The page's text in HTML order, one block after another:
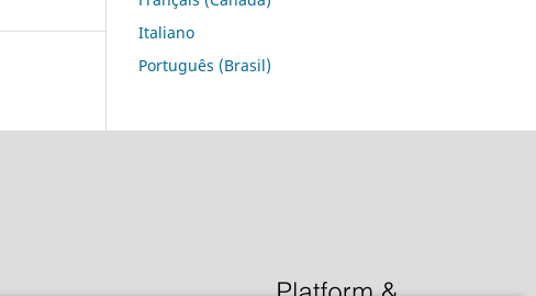
Italiano
Português (Brasil)